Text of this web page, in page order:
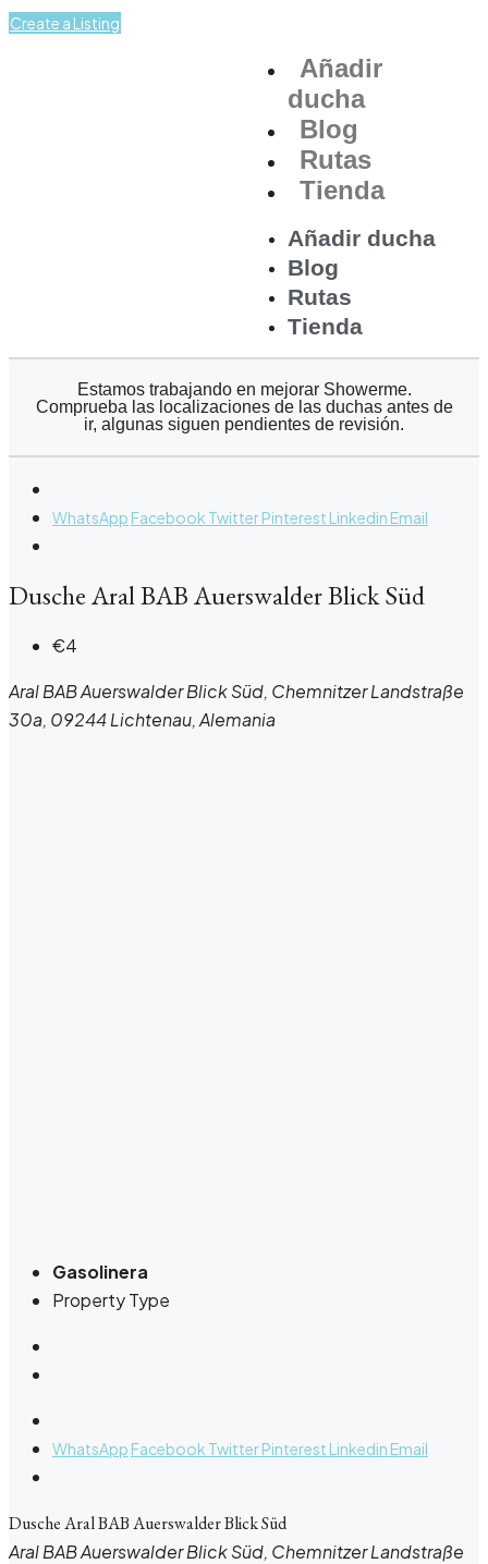
Create a Listing
Añadir
ducha
Blog
Rutas
Tienda
Añadir ducha
Blog
Rutas
Tienda
Estamos trabajando en mejorar Showerme.
Comprueba las localizaciones de las duchas antes de
ir, algunas siguen pendientes de revisión.
WhatsApp Facebook TwitterPinterest Linkedin Email
Dusche Aral BAB Auerswalder Blick Süd
€4
Aral BAB Auerswalder Blick Süd, Chemnitzer Landstraße
30a, 09244 Lichtenau, Alemania
Gasolinera
Property Type
WhatsApp Facebook TwitterPinterest Linkedin Email
Dusche Aral BAB Auerswalder Blick Süd
Aral BAB Auerswalder Blick Süd, Chemnitzer Landstraße